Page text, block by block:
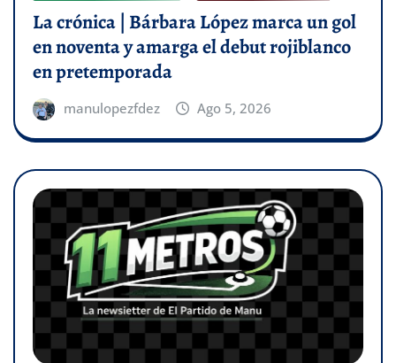
La crónica | Bárbara López marca un gol
en noventa y amarga el debut rojiblanco
en pretemporada
manulopezfdez Ago 5, 2026